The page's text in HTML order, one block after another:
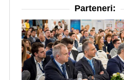
Parteneri: